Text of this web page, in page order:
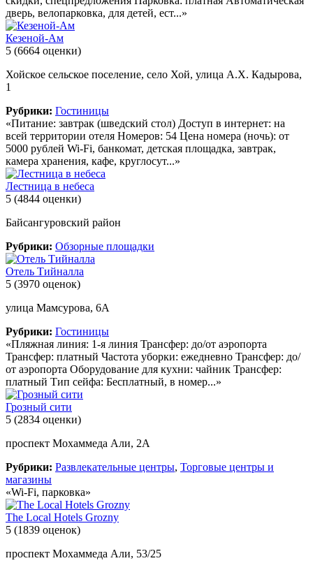
дверь, велопарковка, для детей, ест...»
Кезеной-Ам
5 (6664 оценки)
Хойское сельское поселение, село Хой, улица А.Х. Кадырова,
1
Рубрики: Гостиницы
«Питание: завтрак (шведский стол) Доступ в интернет: на
всей территории отеля Номеров: 54 Цена номера (ночь): от
5000 рублей Wi-Fi, банкомат, детская площадка, завтрак,
камера хранения, кафе, круглосут...»
Лестница в небеса
5 (4844 оценки)
Байсангуровский район
Рубрики: Обзорные площадки
Отель Тийналла
5 (3970 оценок)
улица Мамсурова, 6А
Рубрики: Гостиницы
«Пляжная линия: 1-я линия Трансфер: до/от аэропорта
Трансфер: платный Частота уборки: ежедневно Трансфер: до/
от аэропорта Оборудование для кухни: чайник Трансфер:
платный Тип сейфа: Бесплатный, в номер...»
Грозный сити
5 (2834 оценки)
проспект Мохаммеда Али, 2А
Рубрики: Развлекательные центры, Торговые центры и
магазины
«Wi-Fi, парковка»
The Local Hotels Grozny
5 (1839 оценок)
проспект Мохаммеда Али, 53/25